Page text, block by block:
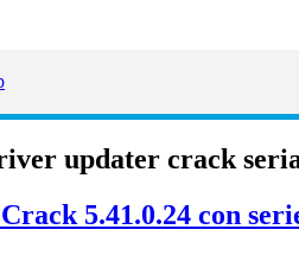
updater crack
5.41.0.24 con